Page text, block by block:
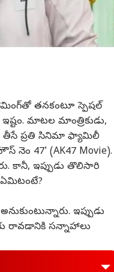
తనకంటూ స్పెషల్
మాటల మాంత్రికుడు,
తీసే ప్రతి సినిమా ఫ్యామిలీ
నెం 47' (AK47 Movie).
కానీ, ఇప్పుడు తొలిసారి
ఏమిటంటే?
ఇప్పుడు
రావడానికి సన్నాహాలు